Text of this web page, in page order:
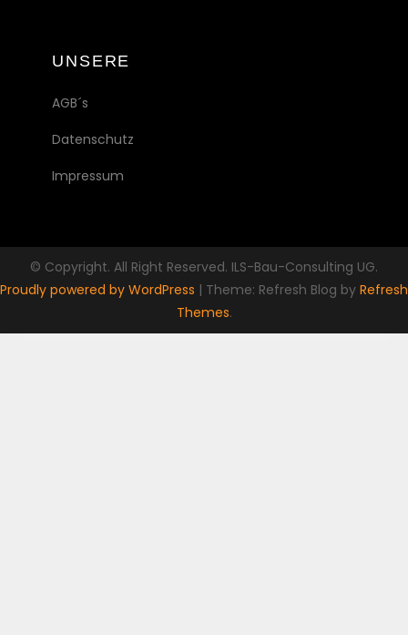
UNSERE
AGB´s
Datenschutz
Impressum
© Copyright. All Right Reserved. ILS-Bau-Consulting UG.
Proudly powered by WordPress | Theme: Refresh Blog by Refresh
Themes.